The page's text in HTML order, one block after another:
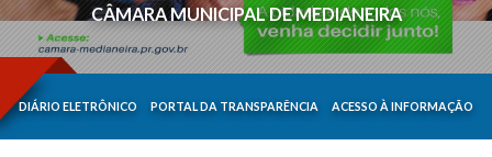
CÂMARA MUNICIPAL DE MEDIANEIRA
DIÁRIO ELETRÔNICO PORTAL DA TRANSPARÊNCIA ACESSO À INFORMAÇÃO